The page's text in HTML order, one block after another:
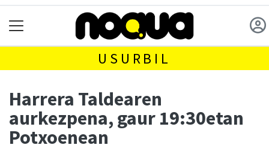
USURBIL
Harrera Taldearen
aurkezpena, gaur 19:30etan
Potxoenean